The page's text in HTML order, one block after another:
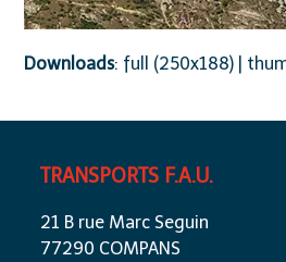
Downloads: full (250x188)
TRANSPORTS F.A.U.
21 B rue Marc Seguin
77290 COMPANS